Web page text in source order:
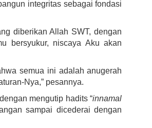
integritas sebagai fondasi
diberikan Allah SWT, dengan
bersyukur, niscaya Aku akan
semua ini adalah anugerah
Nya,” pesannya.
mengutip hadits “innamal
sampai dicederai dengan